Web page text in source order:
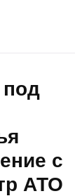
под
с
АТО